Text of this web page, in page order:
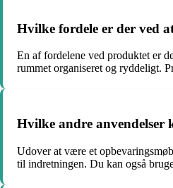
Hvilke fordele er der ved
En af fordelene ved produktet er
rummet organiseret og ryddeligt.
Hvilke andre anvendelser
Udover at være et
til indretningen. Du kan også